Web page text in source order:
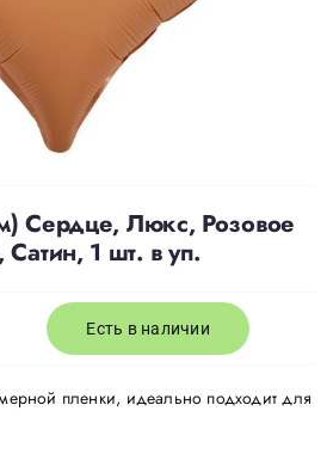
Сердце, Люкс, Розовое
Сатин, 1 шт. в уп.
Есть в наличии
пленки, идеально подходит для